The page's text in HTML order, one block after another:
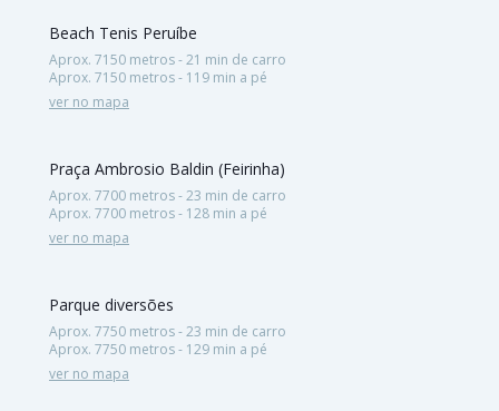
Beach Tenis Peruíbe
Aprox. 7150 metros - 21 min de carro
Aprox. 7150 metros - 119 min a pé
ver no mapa
Praça Ambrosio Baldin (Feirinha)
Aprox. 7700 metros - 23 min de carro
Aprox. 7700 metros - 128 min a pé
ver no mapa
Parque diversões
Aprox. 7750 metros - 23 min de carro
Aprox. 7750 metros - 129 min a pé
ver no mapa